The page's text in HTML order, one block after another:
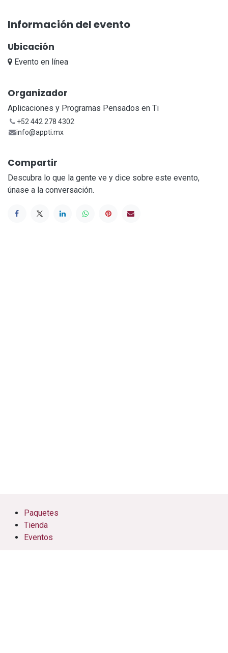
Información del evento
Ubicación
Evento en línea
Organizador
Aplicaciones y Programas Pensados en Ti
+52 442 278 4302
info@appti.mx
Compartir
Descubra lo que la gente ve y dice sobre este evento,
únase a la conversación.
Paquetes
Tienda
Eventos